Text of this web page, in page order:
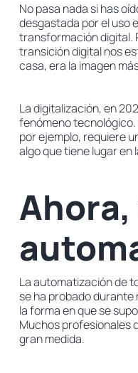
No pasa nada si has
desgastada por el uso
transformación digital.
transición digital nos
casa, era la imagen
La digitalización, en
fenómeno tecnológico.
por ejemplo, requiere
algo que tiene lugar en
La automatización de
se ha probado
la forma en que se
Muchos profesionales
gran medida.